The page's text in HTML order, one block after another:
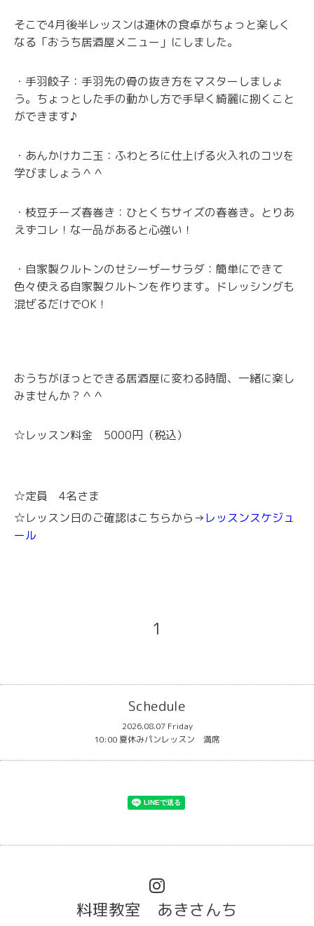
そこで4月後半レッスンは連休の食卓がちょっと楽しく
なる「おうち居酒屋メニュー」にしました。
・手羽餃子：手羽先の骨の抜き方をマスターしましょ
う。ちょっとした手の動かし方で手早く綺麗に捌くこと
ができます♪
・あんかけカニ玉：ふわとろに仕上げる火入れのコツを
学びましょう＾＾
・枝豆チーズ春巻き：ひとくちサイズの春巻き。とりあ
えずコレ！な一品があると心強い！
・自家製クルトンのせシーザーサラダ：簡単にできて
色々使える自家製クルトンを作ります。ドレッシングも
混ぜるだけでOK！
おうちがほっとできる居酒屋に変わる時間、一緒に楽し
みませんか？＾＾
☆レッスン料金 5000円（税込）
☆定員 4名さま
☆レッスン日のご確認はこちらから→ レッスンスケジュ
ール
1
Schedule
2026.08.07 Friday
10:00 夏休みパンレッスン 満席
料理教室 あきさんち